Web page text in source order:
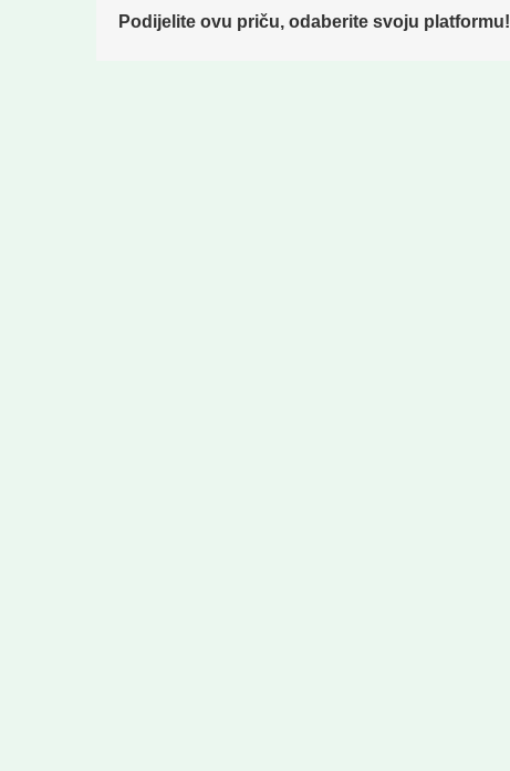
Podijelite ovu priču, odaberite svoju platformu!